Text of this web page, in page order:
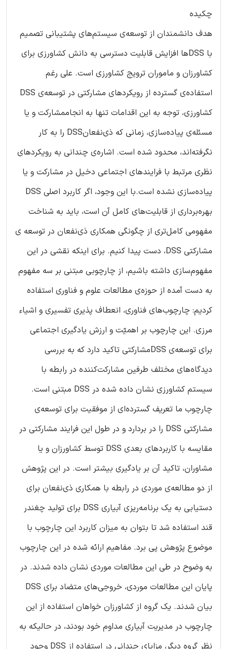
چکیده
هدف دانشمندان از توسعه‌ی سیستم‌های پشتیبانی تصمیم
با DSSها افزایش قابلیت دسترسی به دانش کشاورزی برای
کشاورزان و ماموران ترویج کشاورزی است. علی رغم
استفاده‌ی گسترده از رویکردهای مشارکتی در توسعه‌ی DSS
کشاورزی، توجه به این اقدامات تنها به انجاممشارکت و یا
مسئله‌ی پیاده‌سازی، زمانی که ذی‌نفعانDSS را به کار
نگرفته‌اند، محدود شده است. اشاره‌‌ی چندانی به رویکردهای
نظری مرتبط با فرایندهای اجتماعی دخیل در مشارکت و یا
پیاده‌سازی نشده است.با این وجود، اگر کاربرد اصلی DSS
بهره‌برداری از قابلیت‌های کامل آن است، باید به شناخت
مفهومی کامل‌تری از چگونگی همکاری ذی‌نفعان در توسعه ی
مشارکتی DSS، دست پیدا کنیم. برای اینکه نقشی در این
مفهوم‌سازی داشته باشیم، از چارچوبی مبتنی بر سه مفهوم
به دست آمده از حوزه‌ی مطالعات علوم و فناوری استفاده
کردیم: چارچوب‌های فناوری، انعطاف پذیری تفسیری و اشیاء
مرزی. این چارچوب بر اهمیّت و ارزش یادگیری اجتماعی
برای توسعه‌ی DSSمشارکتی تاکید دارد که به بررسی
دیدگاه‌های مختلف طرفین مشارکت‌کننده در رابطه با
سیستم کشاورزی نشان داده شده در DSS مبتنی است.
چارچوب ما تعریف گسترده‌ای از موفقیت برای توسعه‌ی
مشارکتی DSS را در بردارد و در طول این فرایند مشارکتی در
مقایسه با کاربردهای بعدی DSS توسط کشاورزان و یا
مشاوران، تاکید آن بر یادگیری بیشتر است. در این پژوهش
از دو مطالعه‌ی موردی در رابطه با همکاری ذی‌نفعان برای
دستیابی به یک برنامه‌ریزی آبیاری DSS برای تولید چغندر
قند استفاده شد تا بتوان به میزان کاربرد این چارچوب با
موضوع پژوهش پی برد. مفاهیم ارائه شده در این چارچوب
به وضوح در طی این مطالعات موردی نشان داده شدند. در
پایان این مطالعات موردی، خروجی‌های متضاد برای DSS
بیان شدند. یک گروه‌ از کشاورزان خواهان استفاده از این
چارچوب در مدیریت آبیاری مداوم خود بودند، در حالیکه به
نظر گروه دیگر، مزایای چندانی در استفاده از DSS وجود